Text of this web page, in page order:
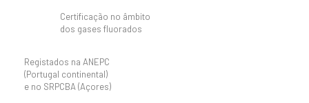
Certificação no âmbito
dos gases fluorados
Registados na ANEPC
(Portugal continental)
e no SRPCBA (Açores)